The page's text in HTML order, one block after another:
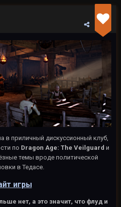
в приличный дискуссионный клуб,
по Dragon Age: The Veilguard и
темы вроде политической
в Тедасе.
игры
нет, а это значит, что флуд и